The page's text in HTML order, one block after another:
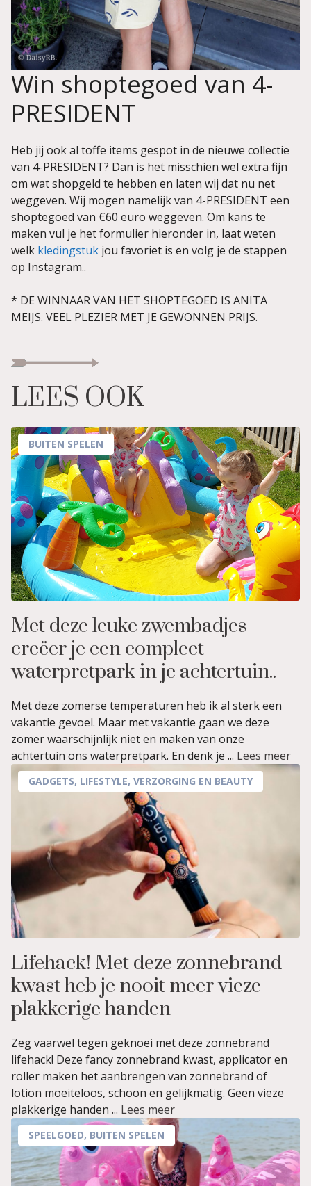
Win shoptegoed van 4-
PRESIDENT
Heb jij ook al toffe items gespot in de nieuwe collectie
van 4-PRESIDENT? Dan is het misschien wel extra fijn
om wat shopgeld te hebben en laten wij dat nu net
weggeven. Wij mogen namelijk van 4-PRESIDENT een
shoptegoed van €60 euro weggeven. Om kans te
maken vul je het formulier hieronder in, laat weten
welk kledingstuk jou favoriet is en volg je de stappen
op Instagram..
* DE WINNAAR VAN HET SHOPTEGOED IS ANITA
MEIJS. VEEL PLEZIER MET JE GEWONNEN PRIJS.
LEES OOK
BUITEN SPELEN
Met deze leuke zwembadjes
creëer je een compleet
waterpretpark in je achtertuin..
Met deze zomerse temperaturen heb ik al sterk een
vakantie gevoel. Maar met vakantie gaan we deze
zomer waarschijnlijk niet en maken van onze
achtertuin ons waterpretpark. En denk je ... Lees meer
GADGETS, LIFESTYLE, VERZORGING EN BEAUTY
Lifehack! Met deze zonnebrand
kwast heb je nooit meer vieze
plakkerige handen
Zeg vaarwel tegen geknoei met deze zonnebrand
lifehack! Deze fancy zonnebrand kwast, applicator en
roller maken het aanbrengen van zonnebrand of
lotion moeiteloos, schoon en gelijkmatig. Geen vieze
plakkerige handen ... Lees meer
SPEELGOED, BUITEN SPELEN